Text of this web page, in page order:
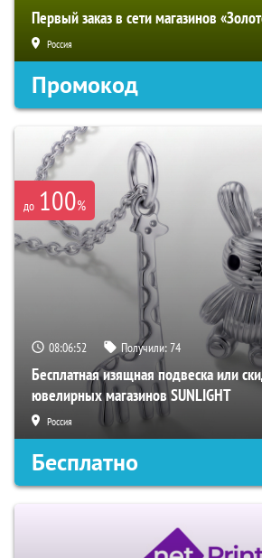
Первый заказ в сети магазинов
Россия
Промокод
до 100%
08:06:51 Получили:74
Бесплатная изящная подвеска или
ювелирных магазинов SUNLIGHT
Россия
Бесплатно